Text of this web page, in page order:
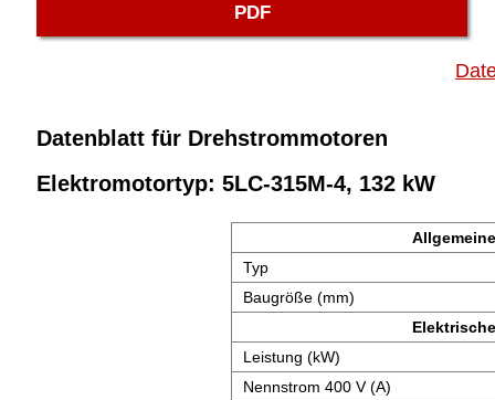
PDF
Datenblatt für Drehstrommotoren
Elektromotortyp: 5LC-315M-4, 132 kW
Typ
Baugröße (mm)
Leistung (kW)
Nennstrom 400 V (A)